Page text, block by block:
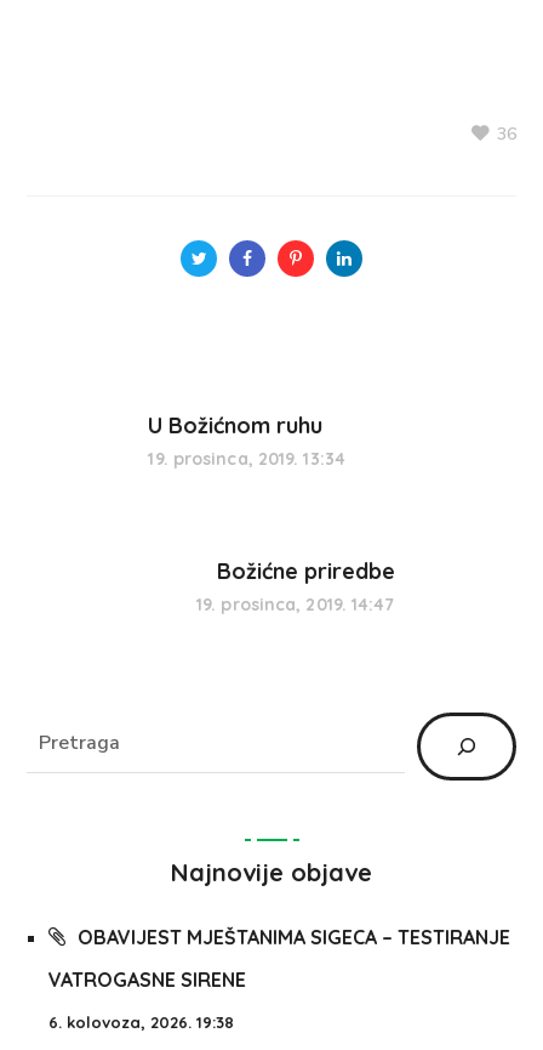
36
U Božićnom ruhu
19. prosinca, 2019. 13:34
Božićne priredbe
19. prosinca, 2019. 14:47
Najnovije objave
OBAVIJEST MJEŠTANIMA SIGECA – TESTIRANJE
VATROGASNE SIRENE
6. kolovoza, 2026. 19:38